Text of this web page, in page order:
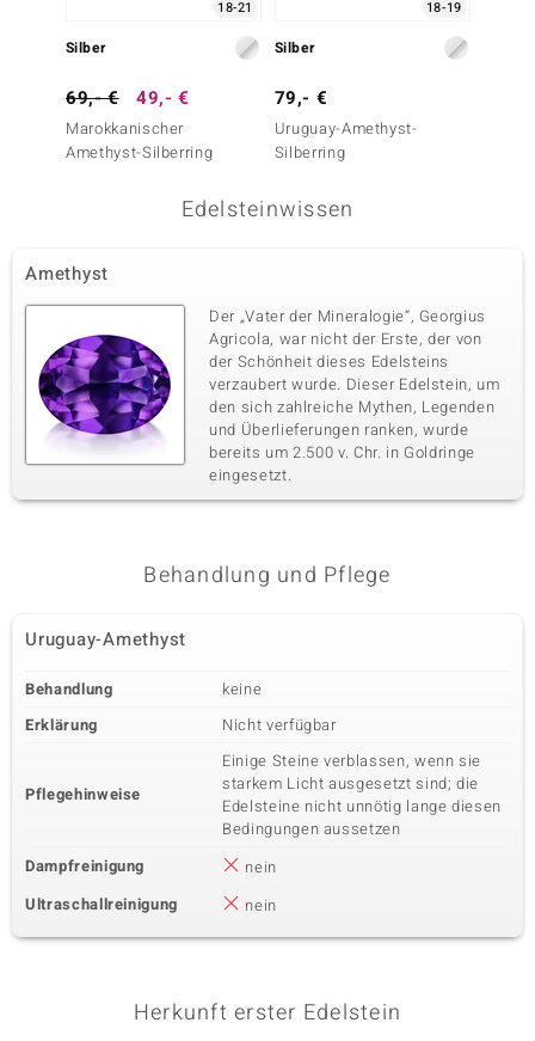
18-21
Silber
69,- € 49,- €
Marokkanischer
Amethyst-Silberring
18-19
Silber
79,- €
Uruguay-Amethyst-
Silberring
Edelsteinwissen
Amethyst
Der „Vater der Mineralogie“, Georgius
Agricola, war nicht der Erste, der von
der Schönheit dieses Edelsteins
verzaubert wurde. Dieser Edelstein, um
den sich zahlreiche Mythen, Legenden
und Überlieferungen ranken, wurde
bereits um 2.500 v. Chr. in Goldringe
eingesetzt.
Behandlung und Pflege
Uruguay-Amethyst
Behandlung
keine
Erklärung
Nicht verfügbar
Pflegehinweise
Einige Steine verblassen, wenn sie
starkem Licht ausgesetzt sind; die
Edelsteine nicht unnötig lange diesen
Bedingungen aussetzen
Dampfreinigung
nein
Ultraschallreinigung
nein
Herkunft erster Edelstein